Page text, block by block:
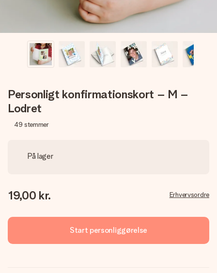
Personligt konfirmationskort – M –
Lodret
49 stemmer
På lager
19,00 kr. Erhvervsordre
Start personliggørelse